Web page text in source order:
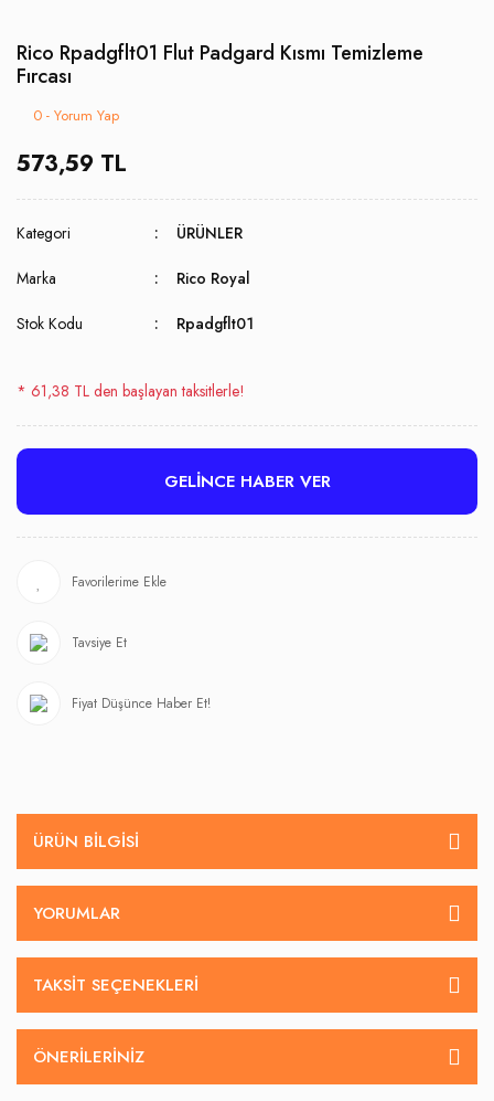
Rico Rpadgflt01 Flut Padgard Kısmı Temizleme
Fırcası
0 - Yorum Yap
573,59 TL
Kategori ÜRÜNLER
Marka Rico Royal
Stok Kodu Rpadgflt01
* 61,38 TL den başlayan taksitlerle!
GELİNCE HABER VER
Tavsiye Et
Fiyat Düşünce Haber Et!
ÜRÜN BILGISI
YORUMLAR
TAKSIT SEÇENEKLERI
ÖNERILERINIZ